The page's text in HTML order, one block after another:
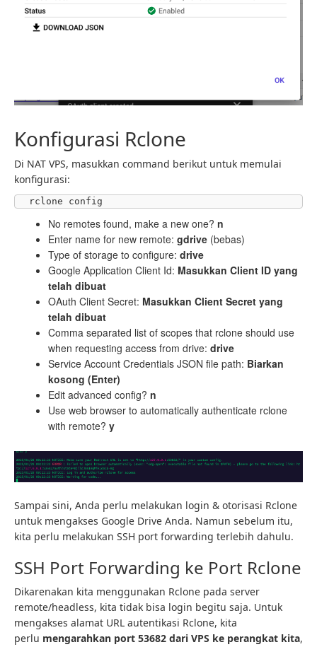
Konfigurasi Rclone
Di NAT VPS, masukkan command berikut untuk memulai
konfigurasi:
rclone config
No remotes found, make a new one? n
Enter name for new remote: gdrive (bebas)
Type of storage to configure: drive
Google Application Client Id: Masukkan Client ID yang
telah dibuat
OAuth Client Secret: Masukkan Client Secret yang
telah dibuat
Comma separated list of scopes that rclone should use
when requesting access from drive: drive
Service Account Credentials JSON file path: Biarkan
kosong (Enter)
Edit advanced config? n
Use web browser to automatically authenticate rclone
with remote? y
Sampai sini, Anda perlu melakukan login & otorisasi Rclone
untuk mengakses Google Drive Anda. Namun sebelum itu,
kita perlu melakukan SSH port forwarding terlebih dahulu.
SSH Port Forwarding ke Port Rclone
Dikarenakan kita menggunakan Rclone pada server
remote/headless, kita tidak bisa login begitu saja. Untuk
mengakses alamat URL autentikasi Rclone, kita
perlu mengarahkan port 53682 dari VPS ke perangkat kita,